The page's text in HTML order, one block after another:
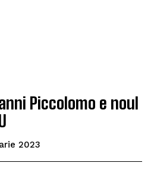
Piccolomo e noul
2023